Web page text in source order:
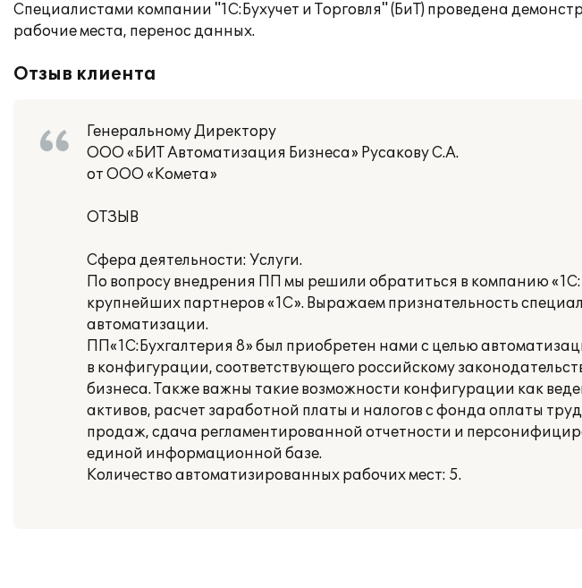
Специалистами компании "1С:Бухучет и Торговля" (БиТ) проведена
рабочие места, перенос данных.
Отзыв клиента
Генеральному Директору
ООО «БИТ Автоматизация Бизнеса» Русакову С.А.
от ООО «Комета»
ОТЗЫВ
Сфера деятельности: Услуги.
По вопросу внедрения ПП мы решили обратиться в компанию
крупнейших партнеров «1С». Выражаем признательность
автоматизации.
ПП«1С:Бухгалтерия 8» был приобретен нами с целью
в конфигурации, соответствующего российскому
бизнеса. Также важны такие возможности конфигурации как
активов, расчет заработной платы и налогов с фонда оплаты
продаж, сдача регламентированной отчетности и
единой информационной базе.
Количество автоматизированных рабочих мест: 5.